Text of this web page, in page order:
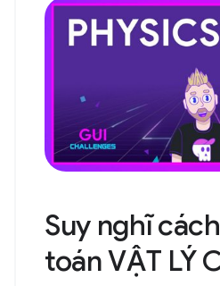
Suy nghĩ
toán VẬT LÝ